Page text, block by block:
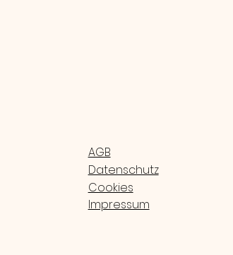
AGB
Datenschutz
Cookies
Impressum